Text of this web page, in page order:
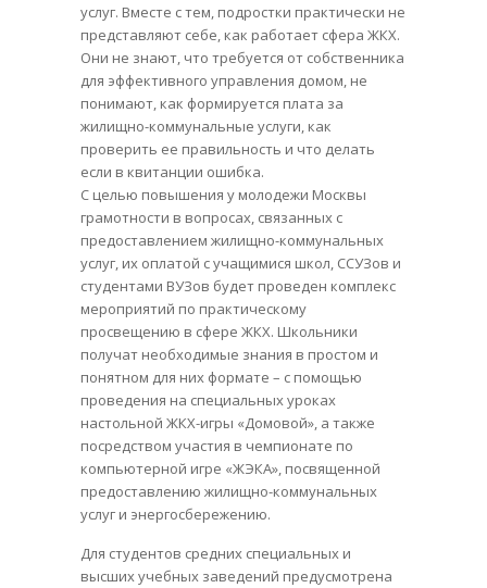
услуг. Вместе с тем, подростки практически не
представляют себе, как работает сфера ЖКХ.
Они не знают, что требуется от собственника
для эффективного управления домом, не
понимают, как формируется плата за
жилищно-коммунальные услуги, как
проверить ее правильность и что делать
если в квитанции ошибка.
С целью повышения у молодежи Москвы
грамотности в вопросах, связанных с
предоставлением жилищно-коммунальных
услуг, их оплатой с учащимися школ, ССУЗов и
студентами ВУЗов будет проведен комплекс
мероприятий по практическому
просвещению в сфере ЖКХ. Школьники
получат необходимые знания в простом и
понятном для них формате – с помощью
проведения на специальных уроках
настольной ЖКХ-игры «Домовой», а также
посредством участия в чемпионате по
компьютерной игре «ЖЭКА», посвященной
предоставлению жилищно-коммунальных
услуг и энергосбережению.
Для студентов средних специальных и
высших учебных заведений предусмотрена